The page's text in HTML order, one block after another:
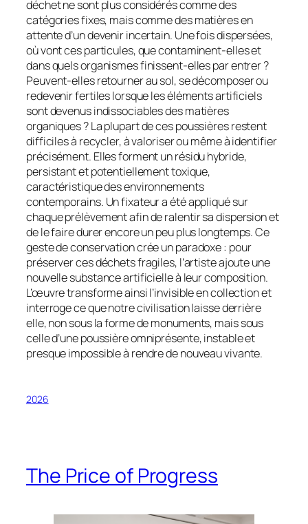
déchet ne sont plus considérés comme des
catégories fixes, mais comme des matières en
attente d’un devenir incertain. Une fois dispersées,
où vont ces particules, que contaminent-elles et
dans quels organismes finissent-elles par entrer ?
Peuvent-elles retourner au sol, se décomposer ou
redevenir fertiles lorsque les éléments artificiels
sont devenus indissociables des matières
organiques ? La plupart de ces poussières restent
difficiles à recycler, à valoriser ou même à identifier
précisément. Elles forment un résidu hybride,
persistant et potentiellement toxique,
caractéristique des environnements
contemporains. Un fixateur a été appliqué sur
chaque prélèvement afin de ralentir sa dispersion et
de le faire durer encore un peu plus longtemps. Ce
geste de conservation crée un paradoxe : pour
préserver ces déchets fragiles, l’artiste ajoute une
nouvelle substance artificielle à leur composition.
L’œuvre transforme ainsi l’invisible en collection et
interroge ce que notre civilisation laisse derrière
elle, non sous la forme de monuments, mais sous
celle d’une poussière omniprésente, instable et
presque impossible à rendre de nouveau vivante.
2026
The Price of Progress